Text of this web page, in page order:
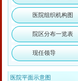
医院组织机构图
院区分布一览表
现任领导
医院平面示意图